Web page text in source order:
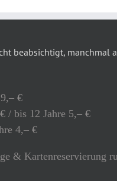
beabsichtigt, manchmal
€
/ bis 12 Jahre 5,– €
4,– €
& Kartenreservierung